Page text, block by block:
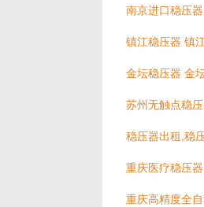
南京进口稳压
镇江稳压器 镇
金坛稳压器 金
苏州无触点稳
稳压器出租,稳
重庆医疗稳压
重庆高精度全